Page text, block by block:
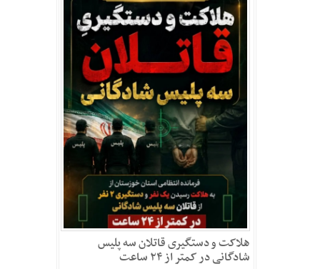
هلاکت و دستگیری قاتلان سه پلیس
شادگانی در کمتر از ۲۴ ساعت